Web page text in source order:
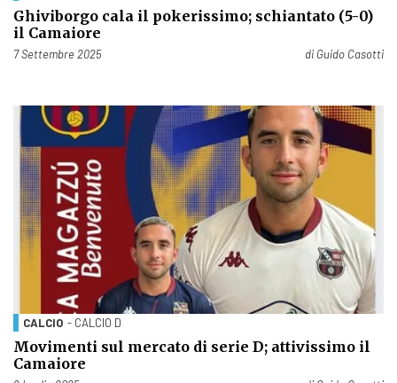
Ghiviborgo cala il pokerissimo; schiantato (5-0)
il Camaiore
Pubblicato il
7 Settembre 2025 di Guido Casotti
CALCIO - CALCIO D
Movimenti sul mercato di serie D; attivissimo il
Camaiore